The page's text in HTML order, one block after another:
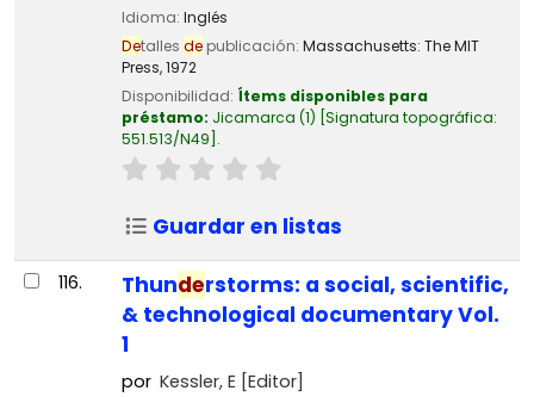
Idioma: Inglés
Detalles depublicación: Massachusetts: The MIT
Press,1972
Disponibilidad: Ítems disponibles para
préstamo: Jicamarca (1) Signatura topográfica:
551.513/N49 .
Guardar en listas
116. Thunderstorms: a social, scientific,
& technological documentary Vol.
1
por Kessler, E[Editor]